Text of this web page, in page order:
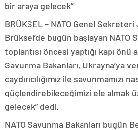
bir araya gelecek”
BRÜKSEL – NATO Genel
Brüksel’de bugün başlayan NATO
toplantısı öncesi yaptığı kapı önü
Savunma Bakanları, Ukrayna’ya
caydırıcılığımız ile savunmamızı
güçlendirebileceğimizi ele almak
gelecek” dedi.
NATO Savunma Bakanları bugün